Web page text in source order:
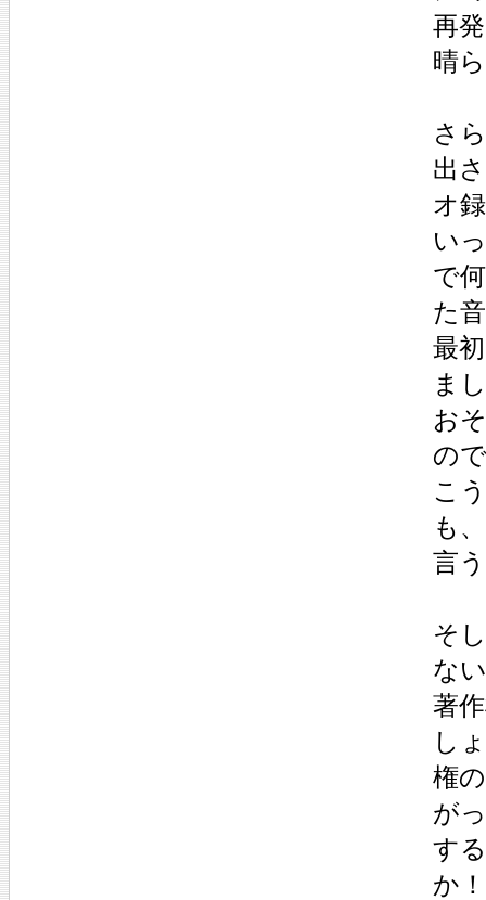
再
晴
さ
出
オ
い
で
た
最
ま
お
の
こ
も
言
そ
な
著
し
権
が
す
か